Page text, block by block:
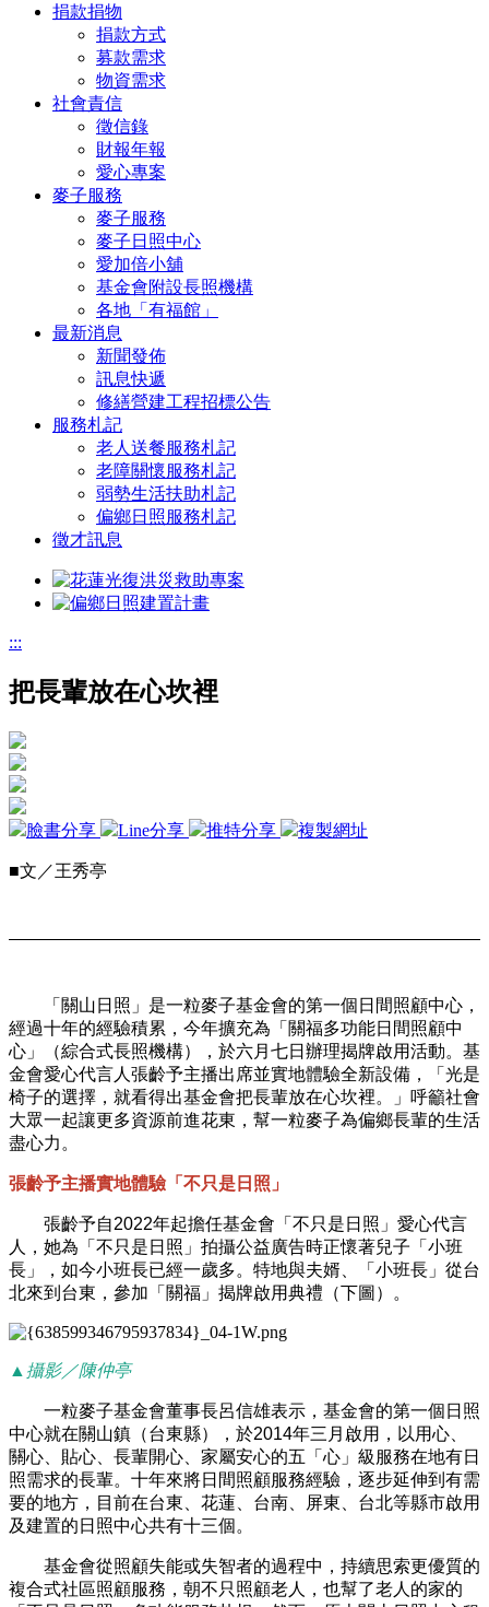
捐款捐物
捐款方式
募款需求
物資需求
社會責信
徵信錄
財報年報
愛心專案
麥子服務
麥子服務
麥子日照中心
愛加倍小舖
基金會附設長照機構
各地「有福館」
最新消息
新聞發佈
訊息快遞
修繕營建工程招標公告
服務札記
老人送餐服務札記
老障關懷服務札記
弱勢生活扶助札記
偏鄉日照服務札記
徵才訊息
:::
把長輩放在心坎裡
臉書分享 Line分享 推特分享 複製網址
■文／王秀亭
「關山日照」是一粒麥子基金會的第一個日間照顧中心，
經過十年的經驗積累，今年擴充為「關福多功能日間照顧中
心」（綜合式長照機構），於六月七日辦理揭牌啟用活動。基
金會愛心代言人張齡予主播出席並實地體驗全新設備，「光是
椅子的選擇，就看得出基金會把長輩放在心坎裡。」呼籲社會
大眾一起讓更多資源前進花東，幫一粒麥子為偏鄉長輩的生活
盡心力。
張齡予主播實地體驗「不只是日照」
張齡予自2022年起擔任基金會「不只是日照」愛心代言
人，她為「不只是日照」拍攝公益廣告時正懷著兒子「小班
長」，如今小班長已經一歲多。特地與夫婿、「小班長」從台
北來到台東，參加「關福」揭牌啟用典禮（下圖）。
▲攝影／陳仲亭
一粒麥子基金會董事長呂信雄表示，基金會的第一個日照
中心就在關山鎮（台東縣），於2014年三月啟用，以用心、
關心、貼心、長輩開心、家屬安心的五「心」級服務在地有日
照需求的長輩。十年來將日間照顧服務經驗，逐步延伸到有需
要的地方，目前在台東、花蓮、台南、屏東、台北等縣市啟用
及建置的日照中心共有十三個。
基金會從照顧失能或失智者的過程中，持續思索更優質的
複合式社區照顧服務，朝不只照顧老人，也幫了老人的家的